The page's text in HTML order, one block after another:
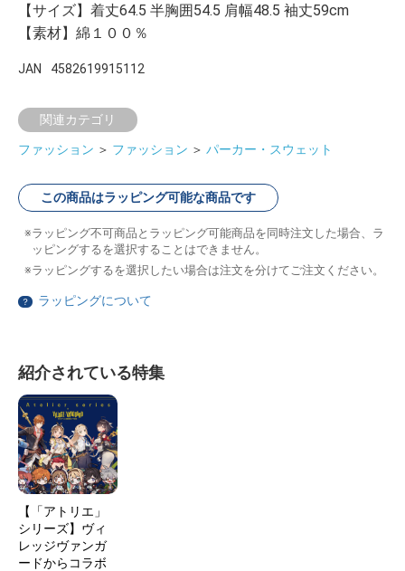
【サイズ】着丈64.5 半胸囲54.5 肩幅48.5 袖丈59cm
【素材】綿１００％
JAN 4582619915112
関連カテゴリ
ファッション ＞ ファッション ＞ パーカー・スウェット
この商品はラッピング可能な商品です
ラッピング不可商品とラッピング可能商品を同時注文した場合、ラ
ッピングするを選択することはできません。
ラッピングするを選択したい場合は注文を分けてご注文ください。
？ ラッピングについて
紹介されている特集
【「アトリエ」
シリーズ】ヴィ
レッジヴァンガ
ードからコラボ